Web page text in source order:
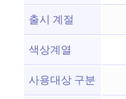
출시 계절
색상계열
사용대상 구분